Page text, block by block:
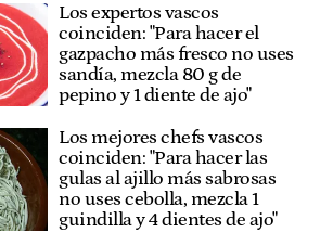
Los expertos vascos
coinciden: "Para hacer el
gazpacho más fresco no uses
sandía, mezcla 80 g de
pepino y 1 diente de ajo"
Los mejores chefs vascos
coinciden: "Para hacer las
gulas al ajillo más sabrosas
no uses cebolla, mezcla 1
guindilla y 4 dientes de ajo"